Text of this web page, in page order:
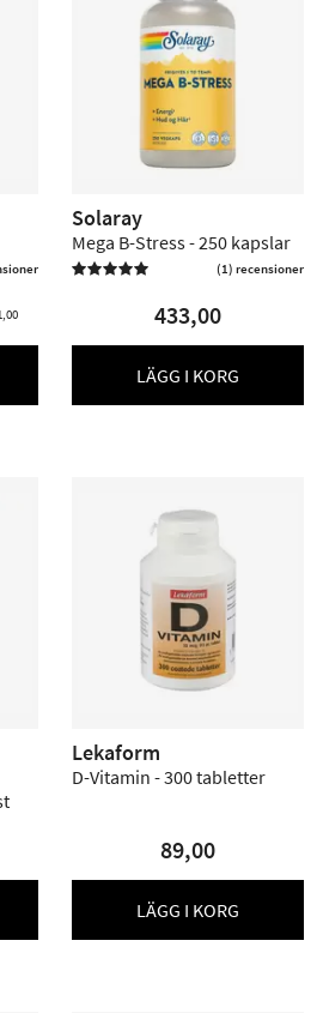
Solaray
Mega B-Stress - 250 kapslar
 (1) recensioner
433,00
LÄGG I KORG
Lekaform
D-Vitamin - 300 tabletter
89,00
LÄGG I KORG